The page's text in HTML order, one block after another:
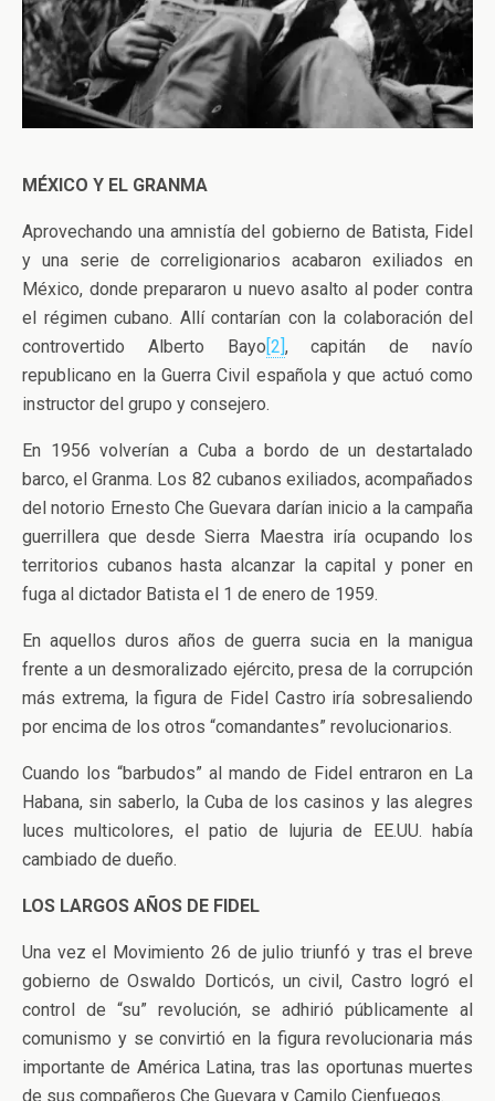
MÉXICO Y EL GRANMA
Aprovechando una amnistía del gobierno de Batista, Fidel
y una serie de correligionarios acabaron exiliados en
México, donde prepararon u nuevo asalto al poder contra
el régimen cubano. Allí contarían con la colaboración del
controvertido Alberto Bayo [2] , capitán de navío
republicano en la Guerra Civil española y que actuó como
instructor del grupo y consejero.
En 1956 volverían a Cuba a bordo de un destartalado
barco, el Granma. Los 82 cubanos exiliados, acompañados
del notorio Ernesto Che Guevara darían inicio a la campaña
guerrillera que desde Sierra Maestra iría ocupando los
territorios cubanos hasta alcanzar la capital y poner en
fuga al dictador Batista el 1 de enero de 1959.
En aquellos duros años de guerra sucia en la manigua
frente a un desmoralizado ejército, presa de la corrupción
más extrema, la figura de Fidel Castro iría sobresaliendo
por encima de los otros “comandantes” revolucionarios.
Cuando los “barbudos” al mando de Fidel entraron en La
Habana, sin saberlo, la Cuba de los casinos y las alegres
luces multicolores, el patio de lujuria de EE.UU. había
cambiado de dueño.
LOS LARGOS AÑOS DE FIDEL
Una vez el Movimiento 26 de julio triunfó y tras el breve
gobierno de Oswaldo Dorticós, un civil, Castro logró el
control de “su” revolución, se adhirió públicamente al
comunismo y se convirtió en la figura revolucionaria más
importante de América Latina, tras las oportunas muertes
de sus compañeros Che Guevara y Camilo Cienfuegos.